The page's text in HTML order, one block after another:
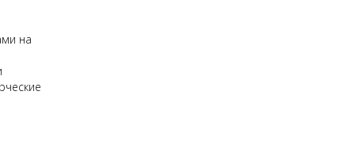
на